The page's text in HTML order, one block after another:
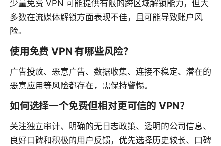
少量免费 VPN 可能提供有限的跨区域解锁能力，但大
多数在流媒体解锁方面表现不佳，且可能导致账户风
险。
使用免费 VPN 有哪些风险？
广告投放、恶意广告、数据收集、连接不稳定、潜在的
恶意应用等风险都存在，需保持警惕。
如何选择一个免费但相对更可信的 VPN？
关注独立审计、明确的无日志政策、透明的公司信息、
良好口碑和积极的用户反馈，优先选择历史较长、口碑